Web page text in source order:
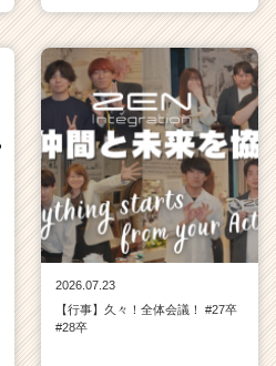
2026.07.23
【行事】久々！全体会議！ #27卒
#28卒